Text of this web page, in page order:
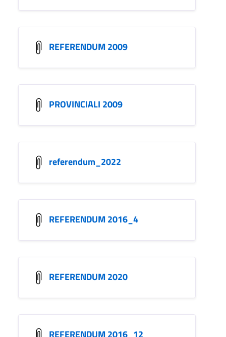
REFERENDUM 2009
PROVINCIALI 2009
referendum_2022
REFERENDUM 2016_4
REFERENDUM 2020
REFERENDUM 2016_12